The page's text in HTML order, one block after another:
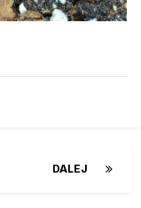
DALEJ